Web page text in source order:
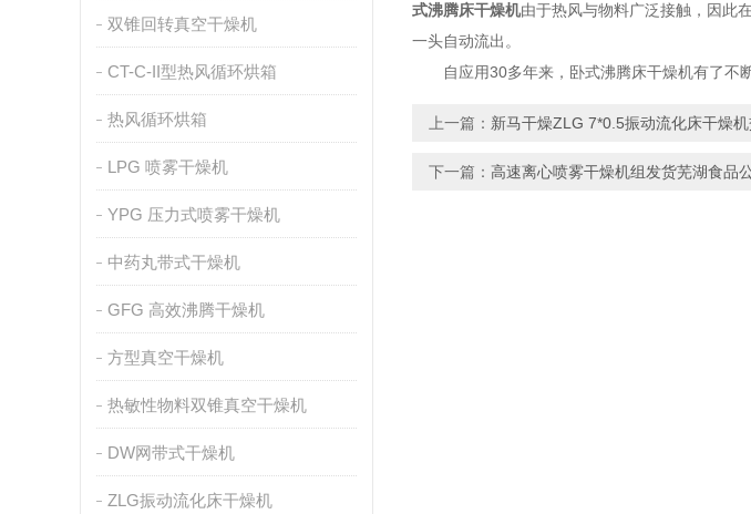
双锥回转真空干燥机
CT-C-II型热风循环烘箱
热风循环烘箱
LPG 喷雾干燥机
YPG 压力式喷雾干燥机
中药丸带式干燥机
GFG 高效沸腾干燥机
方型真空干燥机
热敏性物料双锥真空干燥机
DW网带式干燥机
ZLG振动流化床干燥机
式沸腾床干燥机由于热风与物料广泛接触，因此
一头自动流出。
自应用30多年来，卧式沸腾床干燥机有了不断
上一篇： 新马干燥ZLG 7*0.5振动流化床干燥
下一篇： 高速离心喷雾干燥机组发货芜湖食品